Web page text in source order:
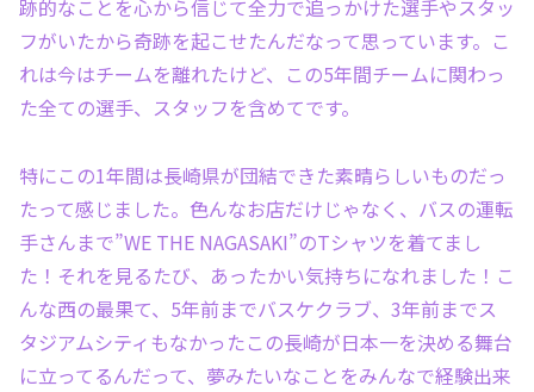
跡的なことを心から信じて全力で追っかけた選手やスタッ
フがいたから奇跡を起こせたんだなって思っています。こ
れは今はチームを離れたけど、この5年間チームに関わっ
た全ての選手、スタッフを含めてです。
特にこの1年間は長崎県が団結できた素晴らしいものだっ
たって感じました。色んなお店だけじゃなく、バスの運転
手さんまで”WE THE NAGASAKI”のTシャツを着てまし
た！それを見るたび、あったかい気持ちになれました！こ
んな西の最果て、5年前までバスケクラブ、3年前までス
タジアムシティもなかったこの長崎が日本一を決める舞台
に立ってるんだって、夢みたいなことをみんなで経験出来